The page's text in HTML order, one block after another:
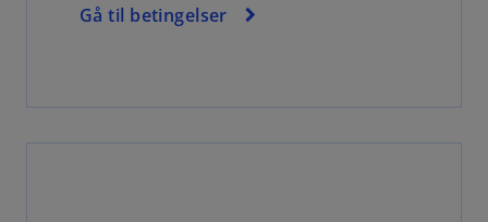
Gå til betingelser